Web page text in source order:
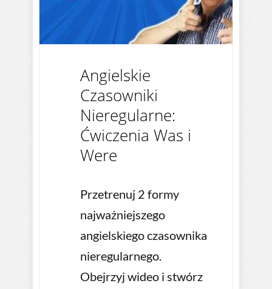
Angielskie
Czasowniki
Nieregularne:
Ćwiczenia Was i
Were
Przetrenuj 2 formy
najważniejszego
angielskiego czasownika
nieregularnego.
Obejrzyj wideo i stwórz